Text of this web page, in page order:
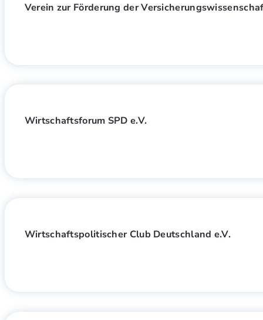
Verein zur Förderung der
Wirtschaftsforum SPD e.V.
Wirtschaftspolitischer Club Deutschland e.V.